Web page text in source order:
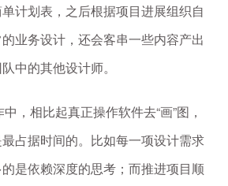
计划表，之后根据项目进展组织自
业务设计，还会客串一些内容产出
中的其他设计师。
，相比起真正操作软件去“画”图，
占据时间的。比如每一项设计需求
是依赖深度的思考；而推进项目顺